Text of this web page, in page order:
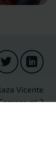
Vicente
nº 2